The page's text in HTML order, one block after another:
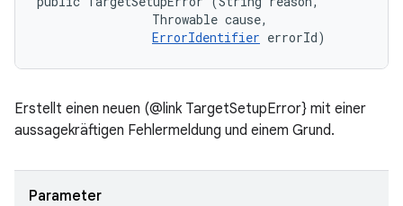
                Throwable cause,
ErrorIdentifier errorId)
Erstellt einen neuen (@link TargetSetupError} mit einer
aussagekräftigen Fehlermeldung und einem Grund.
Parameter